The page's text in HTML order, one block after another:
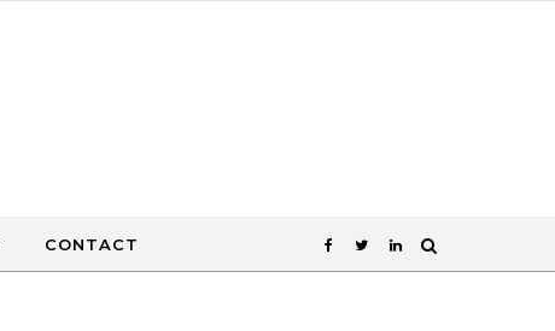
CONTACT